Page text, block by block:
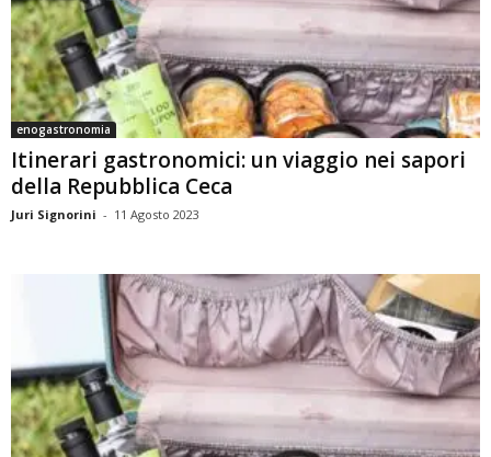
enogastronomia
Itinerari gastronomici: un viaggio nei sapori
della Repubblica Ceca
Juri Signorini - 11 Agosto 2023